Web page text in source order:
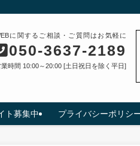
に関するご相談・ご質問はお気軽に
050-3637-2189
業時間 10:00～20:00 [土日祝日を除く平日]
ト募集中 プライバシーポリシ